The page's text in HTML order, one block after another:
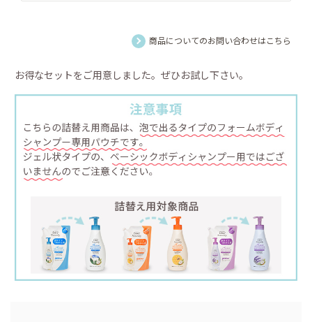
商品についてのお問い合わせはこちら
お得なセットをご用意しました。ぜひお試し下さい。